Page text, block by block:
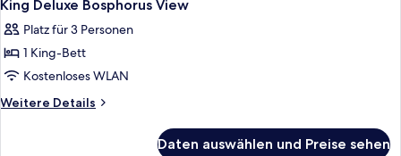
ROOM
Fotos
für
King
Deluxe
Bosphorus
King Deluxe Bosphorus View
Platz für 3 Personen
1 King-Bett
Kostenloses WLAN
Weitere Details
Weitere
Daten auswählen und Preise sehen